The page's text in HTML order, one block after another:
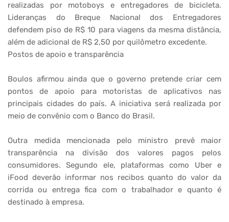
realizadas por motoboys e entregadores de bicicleta.
Lideranças do Breque Nacional dos Entregadores
defendem piso de R$ 10 para viagens da mesma distância,
além de adicional de R$ 2,50 por quilômetro excedente.
Postos de apoio e transparência
Boulos afirmou ainda que o governo pretende criar cem
pontos de apoio para motoristas de aplicativos nas
principais cidades do país. A iniciativa será realizada por
meio de convênio com o Banco do Brasil.
Outra medida mencionada pelo ministro prevê maior
transparência na divisão dos valores pagos pelos
consumidores. Segundo ele, plataformas como Uber e
iFood deverão informar nos recibos quanto do valor da
corrida ou entrega fica com o trabalhador e quanto é
destinado à empresa.